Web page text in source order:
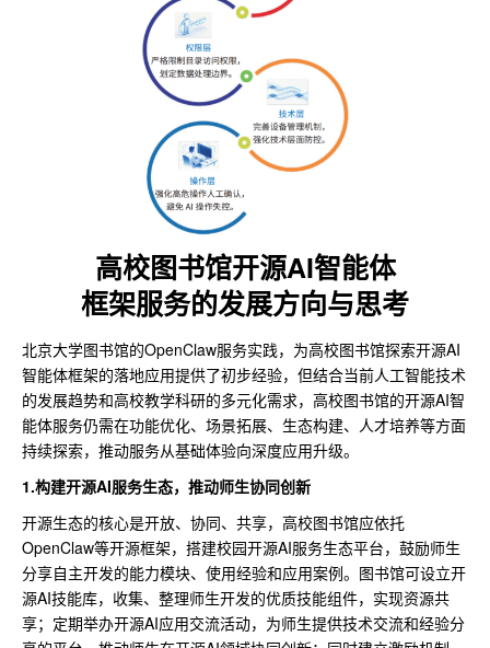
高校图书馆开源AI智能体
框架服务的发展方向与思考
北京大学图书馆的OpenClaw服务实践，为高校图书馆探索开源AI
智能体框架的落地应用提供了初步经验，但结合当前人工智能技术
的发展趋势和高校教学科研的多元化需求，高校图书馆的开源AI智
能体服务仍需在功能优化、场景拓展、生态构建、人才培养等方面
持续探索，推动服务从基础体验向深度应用升级。
1.构建开源AI服务生态，推动师生协同创新
开源生态的核心是开放、协同、共享，高校图书馆应依托
OpenClaw等开源框架，搭建校园开源AI服务生态平台，鼓励师生
分享自主开发的能力模块、使用经验和应用案例。图书馆可设立开
源AI技能库，收集、整理师生开发的优质技能组件，实现资源共
享；定期举办开源AI应用交流活动，为师生提供技术交流和经验分